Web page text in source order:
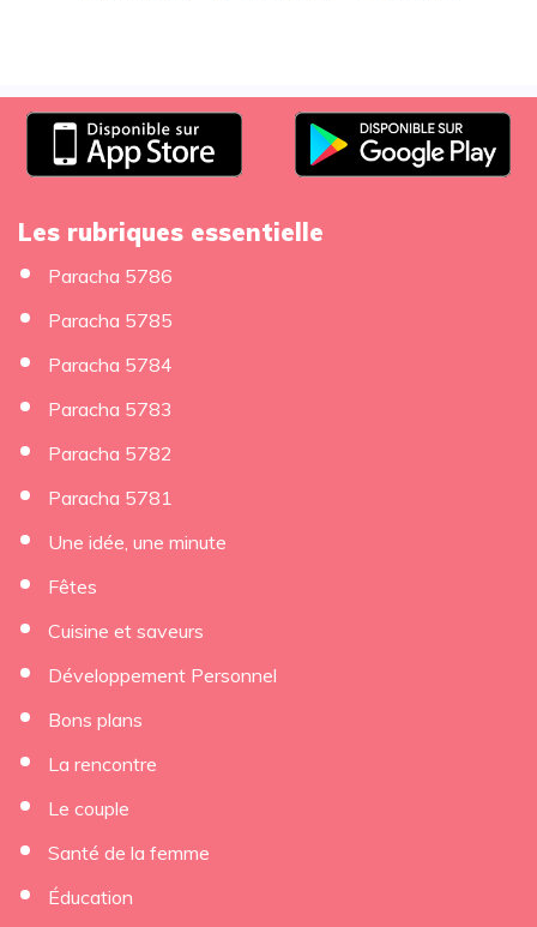
Les rubriques essentielle
Paracha 5786
Paracha 5785
Paracha 5784
Paracha 5783
Paracha 5782
Paracha 5781
Une idée, une minute
Fêtes
Cuisine et saveurs
Développement Personnel
Bons plans
La rencontre
Le couple
Santé de la femme
Éducation